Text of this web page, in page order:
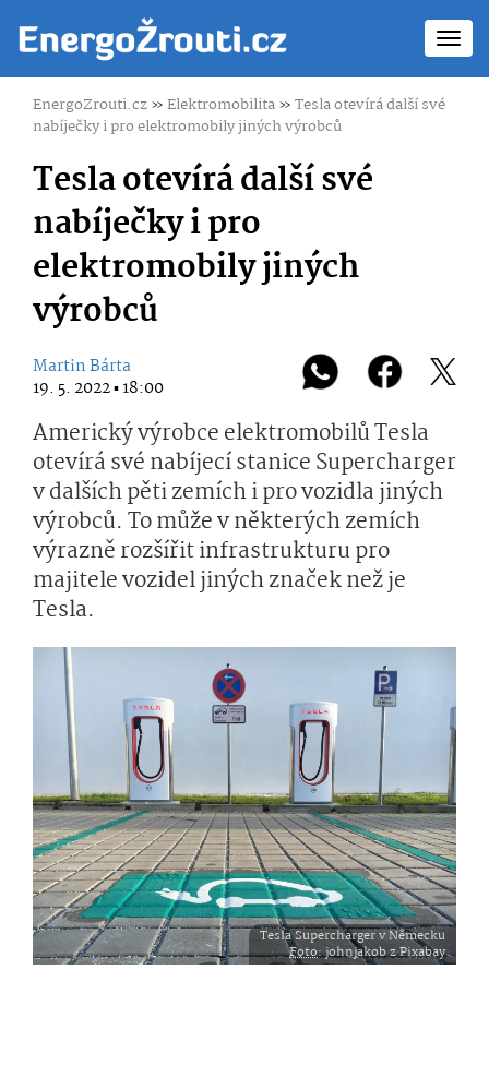
EnergoZrouti.cz»Elektromobilita»Tesla otevírá další své
nabíječky i pro elektromobily jiných výrobců
Tesla otevírá další své
nabíječky i pro
elektromobily jiných
výrobců
Martin Bárta
19. 5. 2022 ▪ 18:00
Americký výrobce elektromobilů Tesla
otevírá své nabíjecí stanice Supercharger
v dalších pěti zemích i pro vozidla jiných
výrobců. To může v některých zemích
výrazně rozšířit infrastrukturu pro
majitele vozidel jiných značek než je
Tesla.
Tesla Supercharger v Německu
Foto: johnjakob z Pixabay